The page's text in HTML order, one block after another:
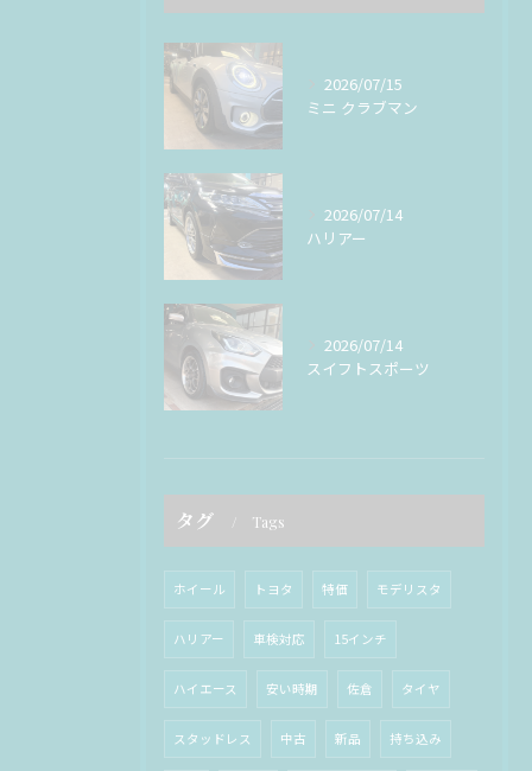
2026/07/15
ミニ クラブマン
2026/07/14
ハリアー
2026/07/14
スイフトスポーツ
タグ Tags
ホイール トヨタ 特価 モデリスタ
ハリアー 車検対応 15インチ
ハイエース 安い時期 佐倉 タイヤ
スタッドレス 中古 新品 持ち込み